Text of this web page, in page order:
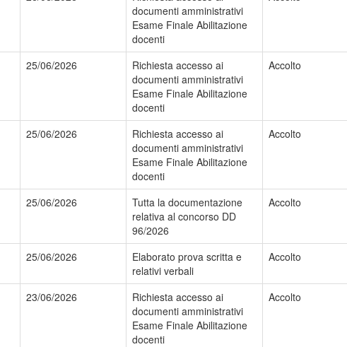
documenti amministrativi
Esame Finale Abilitazione
docenti
25/06/2026
Richiesta accesso ai
documenti amministrativi
Esame Finale Abilitazione
docenti
Accolto
25/06/2026
Richiesta accesso ai
documenti amministrativi
Esame Finale Abilitazione
docenti
Accolto
25/06/2026
Tutta la documentazione
relativa al concorso DD
96/2026
Accolto
25/06/2026
Elaborato prova scritta e
relativi verbali
Accolto
23/06/2026
Richiesta accesso ai
documenti amministrativi
Esame Finale Abilitazione
docenti
Accolto